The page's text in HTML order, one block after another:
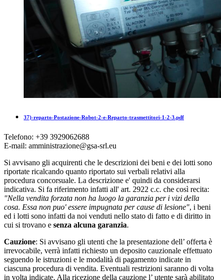
37)-reparto-Postazione-Robot-2-e-Reparto-trasmettitori-1-2-3.pdf
Telefono: +39 3929062688
E-mail: amministrazione@gsa-srl.eu
Si avvisano gli acquirenti che le descrizioni dei beni e dei lotti sono
riportate ricalcando quanto riportato sui verbali relativi alla
procedura concorsuale. La descrizione e' quindi da considerarsi
indicativa. Si fa riferimento infatti all' art. 2922 c.c. che così recita:
"Nella vendita forzata non ha luogo la garanzia per i vizi della
cosa. Essa non puo' essere impugnata per cause di lesione", i beni
ed i lotti sono infatti da noi venduti nello stato di fatto e di diritto in
cui si trovano e senza alcuna garanzia.
Cauzione: Si avvisano gli utenti che la presentazione dell’ offerta è
irrevocabile, verrà infatti richiesto un deposito cauzionale effettuato
seguendo le istruzioni e le modalità di pagamento indicate in
ciascuna procedura di vendita. Eventuali restrizioni saranno di volta
in volta indicate. Alla ricezione della cauzione l’ utente sarà abilitato